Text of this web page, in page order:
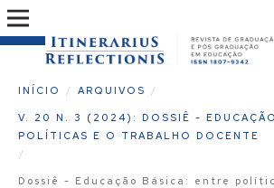
INÍCIO / ARQUIVOS /
V. 20 N. 3 (2024): DOSSIÊ -
POLÍTICAS E O TRABALHO DOCENTE
/
Dossiê - Educação Básica: entre